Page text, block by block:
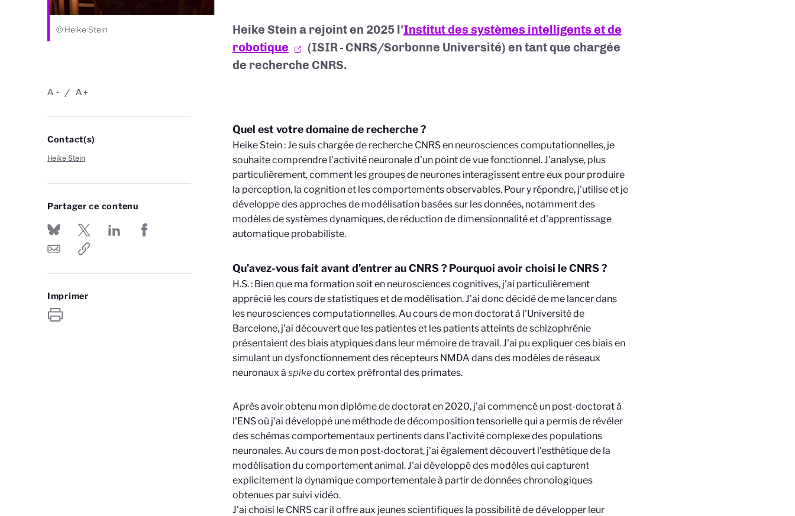
© Heike Stein
-
A +
A
Contact(s)
Heike Stein
Partager ce contenu
Imprimer
Heike Stein a rejoint en 2025 l'Institut des systèmes intelligents et de
robotique
(ISIR - CNRS/Sorbonne Université) en tant que chargée
de recherche CNRS.
Quel est votre domaine de recherche ?
Heike Stein : Je suis chargée de recherche CNRS en neurosciences computationnelles, je
souhaite comprendre l'activité neuronale d'un point de vue fonctionnel. J'analyse, plus
particulièrement, comment les groupes de neurones interagissent entre eux pour produire
la perception, la cognition et les comportements observables. Pour y répondre, j'utilise et je
développe des approches de modélisation basées sur les données, notamment des
modèles de systèmes dynamiques, de réduction de dimensionnalité et d'apprentissage
automatique probabiliste.
Qu’avez-vous fait avant d’entrer au CNRS ? Pourquoi avoir choisi le CNRS ?
H.S. : Bien que ma formation soit en neurosciences cognitives, j'ai particulièrement
apprécié les cours de statistiques et de modélisation. J'ai donc décidé de me lancer dans
les neurosciences computationnelles. Au cours de mon doctorat à l'Université de
Barcelone, j'ai découvert que les patientes et les patients atteints de schizophrénie
présentaient des biais atypiques dans leur mémoire de travail. J'ai pu expliquer ces biais en
simulant un dysfonctionnement des récepteurs NMDA dans des modèles de réseaux
neuronaux à spikedu cortex préfrontal des primates.
Après avoir obtenu mon diplôme de doctorat en 2020, j'ai commencé un post-doctorat à
l'ENS où j'ai développé une méthode de décomposition tensorielle qui a permis de révéler
des schémas comportementaux pertinents dans l'activité complexe des populations
neuronales. Au cours de mon post-doctorat, j'ai également découvert l'esthétique de la
modélisation du comportement animal. J'ai développé des modèles qui capturent
explicitement la dynamique comportementale à partir de données chronologiques
obtenues par suivi vidéo.
J'ai choisi le CNRS car il offre aux jeunes scientifiques la possibilité de développer leur